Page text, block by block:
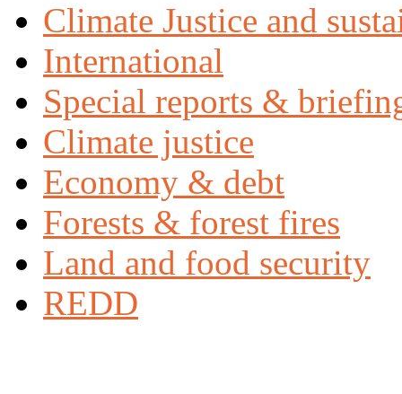
Climate Justice and
International
Special reports &
Climate justice
Economy & debt
Forests & forest fires
Land and food security
REDD